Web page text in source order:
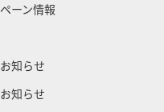
ーン情報
知らせ
知らせ